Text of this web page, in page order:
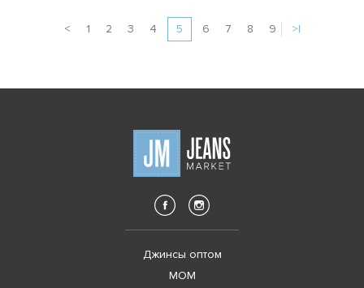
< 1 2 3 4 5 6 7 8 9 >|
Джинсы оптом
MOM